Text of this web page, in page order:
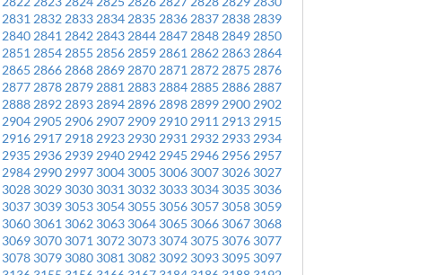
283128322833283428352836283728382839
284028412842284328442847284828492850
285128542855285628592861286228632864
286528662868286928702871287228752876
287728782879288128832884288528862887
288828922893289428962898289929002902
290429052906290729092910291129132915
291629172918292329302931293229332934
293529362939294029422945294629562957
298429902997 3004 3005 3006 3007 3026 3027
3028 3029 3030 3031 3032 3033 3034 3035 3036
3037 3039 3053 3054 3055 3056 3057 3058 3059
3060 3061 3062 3063 3064 3065 3066 3067 3068
3069 3070 3071 3072 3073 3074 3075 3076 3077
3078 3079 3080 3081 3082 3092 3093 3095 3097